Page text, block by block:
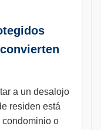
a un desalojo
residen está
condominio o